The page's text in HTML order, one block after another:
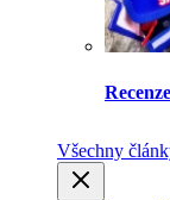
Všechny